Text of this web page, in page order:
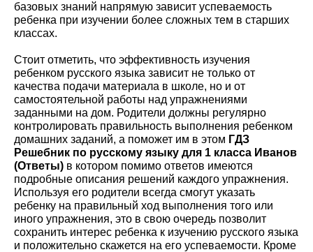
базовых знаний напрямую зависит успеваемость
ребенка при изучении более сложных тем в старших
классах.
Стоит отметить, что эффективность изучения
ребенком русского языка зависит не только от
качества подачи материала в школе, но и от
самостоятельной работы над упражнениями
заданными на дом. Родители должны регулярно
контролировать правильность выполнения ребенком
домашних заданий, а поможет им в этом ГДЗ
Решебник по русскому языку для 1 класса Иванов
(Ответы) в котором помимо ответов имеются
подробные описания решений каждого упражнения.
Используя его родители всегда смогут указать
ребенку на правильный ход выполнения того или
иного упражнения, это в свою очередь позволит
сохранить интерес ребенка к изучению русского языка
и положительно скажется на его успеваемости. Кроме